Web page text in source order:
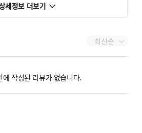
세정보 더보기
최신순
에 작성된 리뷰가 없습니다.